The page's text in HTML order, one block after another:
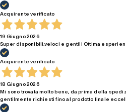
Acquirente verificato
19 Giugno 2026
Super disponibili,veloci e gentili Ottima
Acquirente verificato
18 Giugno 2026
Mi sono trovata molto bene, da prima della
gentilmente richiesti fino al prodotto finale